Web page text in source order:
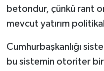
betondur, çünkü rant
mevcut yatırım
Cumhurbaşkanlığı
bu sistemin otoriter bir